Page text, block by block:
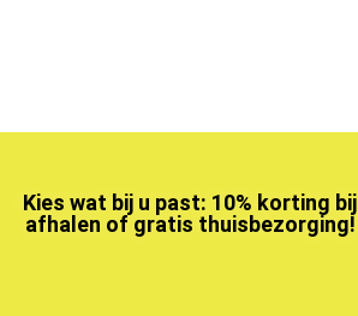
Kies wat bij u past: 10% korting bij
afhalen of gratis thuisbezorging!